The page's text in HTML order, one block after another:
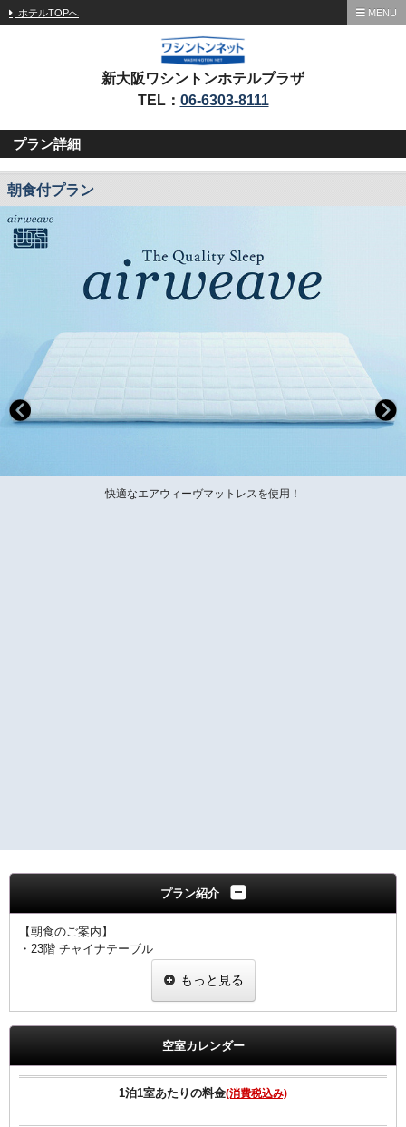
ホテルTOPへ MENU
新大阪ワシントンホテルプラザ
TEL： 06-6303-8111
プラン詳細
朝食付プラン
快適なエアウィーヴマットレスを使用！
プラン紹介
【朝食のご案内】
・23階 チャイナテーブル
「定食スタイル」での提供となる場合がございます。
☆Wi-Fi 及び有線LAN環境完備
☆有料VOD（ビデオ・オン・デマンド）対応
☆館内にコンビニあり
☆シングル11㎡のお部屋のベットサイズは120㎝です。
もっと見る
空室カレンダー
1泊1室あたりの料金(消費税込み)